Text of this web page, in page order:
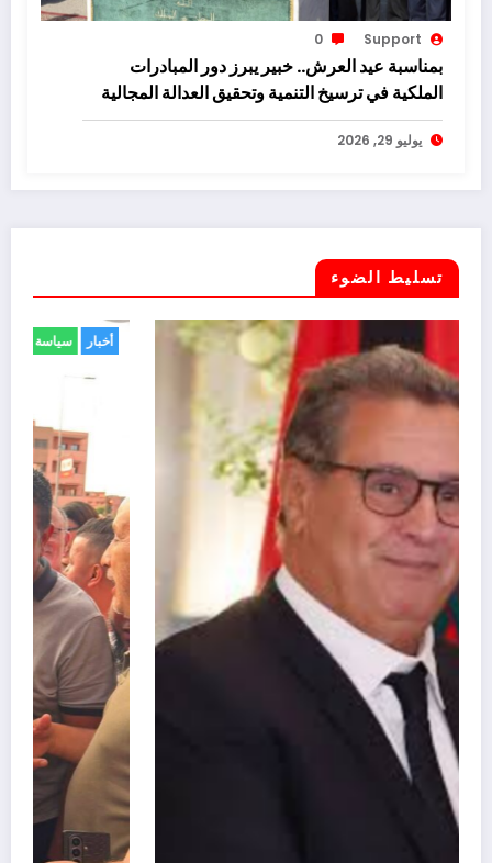
Support
0
بمناسبة عيد العرش.. خبير يبرز دور المبادرات
الملكية في ترسيخ التنمية وتحقيق العدالة المجالية
يوليو 29, 2026
تسليط الضوء
حوادث